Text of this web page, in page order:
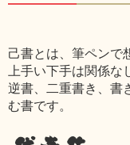
己書とは、筆ペンで
上手い下手は関係な
逆書、二重書き、書
む書です。